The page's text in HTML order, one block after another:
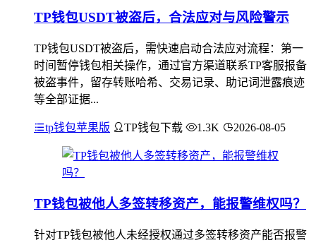
TP钱包USDT被盗后，合法应对与风险警示
TP钱包USDT被盗后，需快速启动合法应对流程：第一
时间暂停钱包相关操作，通过官方渠道联系TP客服报备
被盗事件，留存转账哈希、交易记录、助记词泄露痕迹
等全部证据...
tp钱包苹果版 TP钱包下载 1.3K 2026-08-05
TP钱包被他人多签转移资产，能报警维权吗？
针对TP钱包被他人未经授权通过多签转移资产能否报警